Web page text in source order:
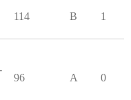
114 B 1
96 A 0